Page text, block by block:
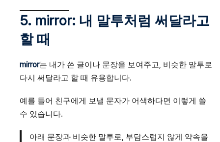
5. mirror: 내 말투처럼 써달라고
할 때
mirror는 내가 쓴 글이나 문장을 보여주고, 비슷한 말투로
다시 써달라고 할 때 유용합니다.
예를 들어 친구에게 보낼 문자가 어색하다면 이렇게 쓸
수 있습니다.
아래 문장과 비슷한 말투로, 부담스럽지 않게 약속을